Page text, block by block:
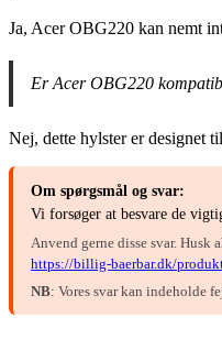
Ja, Acer OBG220 kan nemt
Er Acer OBG220
Nej, dette hylster er designet
Om spørgsmål og svar:
Vi forsøger at besvare de
Anvend gerne disse svar.
https://billig-baerbar.dk/
NB: Vores svar kan indeholde